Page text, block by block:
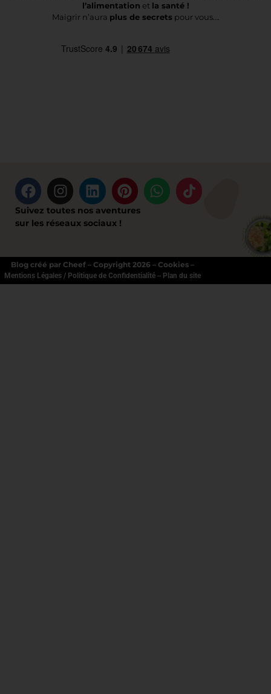
l’alimentation et la santé !
Maigrir n’aura plus de secretspour vous….
Suivez toutes nos aventures
sur les réseaux sociaux !
Blog créé par Cheef – Copyright 2026 – Cookies –
Mentions Légales / Politique de Confidentialité– Plan du site